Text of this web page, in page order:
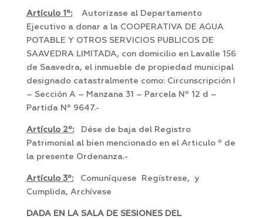
Artículo 1º:Autorizase al Departamento
Ejecutivo a donar a la COOPERATIVA DE AGUA
POTABLE Y OTROS SERVICIOS PUBLICOS DE
SAAVEDRA LIMITADA, con domicilio en Lavalle 156
de Saavedra, el inmueble de propiedad municipal
designado catastralmente como: Circunscripción I
– Sección A – Manzana 31 – Parcela Nº 12 d –
Partida Nº 9647.-
Artículo 2º:Dése de baja del Registro
Patrimonial al bien mencionado en el Articulo º de
la presente Ordenanza.-
Artículo 3º:Comuníquese Regístrese, y
Cumplida, Archívese
DADA EN LA SALA DE SESIONES DEL